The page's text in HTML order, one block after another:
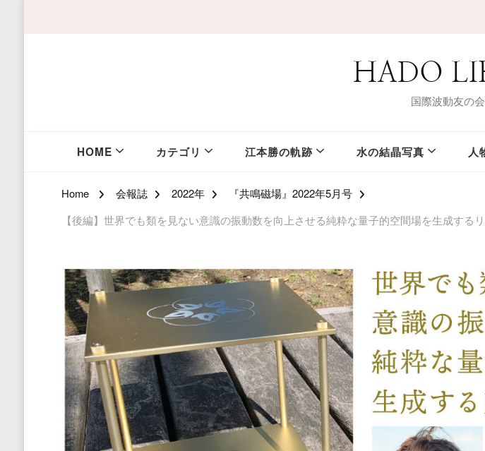
HADO
国際波動友の
HOME カテゴリ 江本勝の軌跡 水の結晶写真 人
Home 会報誌 2022年
『共鳴磁場』2022年5月号
【後編】世界でも類を見ない意識の振動数を向上させる純粋な量子的空間場を生成する